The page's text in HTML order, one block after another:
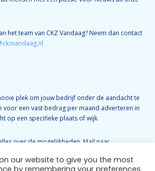
het team van CKZ Vandaag? Neem dan contact
plek om jouw bedrijf onder de aandacht te
voor een vast bedrag per maand adverteren in
op een specifieke plaats of wijk.
over de mogelijkheden. Mail naar
our website to give you the most
by remembering your preferences